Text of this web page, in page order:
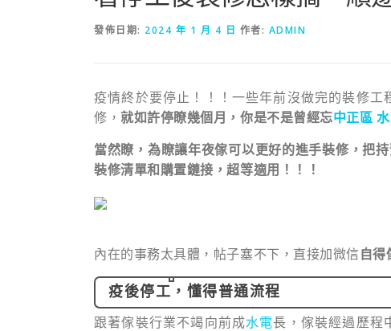
發佈日期: 2024 年 1 月 4 日 作者: ADMIN
疫情終於要停止！！！一些年前沒做完的裝修
修， 就如許停瞭幾個月，你是不是曾經忘中正區
當然瞭，為瞭讓年夜傢可以更好的進手裝修，把持
裝修清單和購置鏈接，超等適用！！！
內在的事務太具體，帖子塞不下，直接加微信 自得
疫後停工，懂得普通流程
跟著傢裝行業不竭向前成水電長，傢裝經過歷程